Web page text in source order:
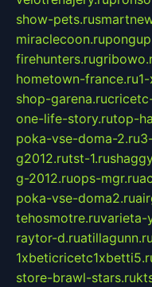
show-pets.ru
miraclecoon.ru
firehunters.ru
hometown-france.ru
shop-garena.ru
one-life-story.rutop-
poka-vse-doma-2.ru
g2012.rutst-1.ru
g-2012.ruops-mgr.ru
poka-vse-doma2.ru
tehosmotre.ruvarieta-
raytor-d.ruatillagunn.ru
store-brawl-stars.ru